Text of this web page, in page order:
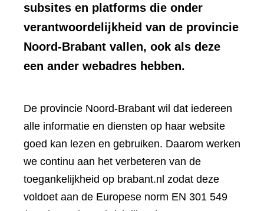
subsites en platforms die onder
verantwoordelijkheid van de provincie
Noord-Brabant vallen, ook als deze
een ander webadres hebben.
De provincie Noord-Brabant wil dat iedereen
alle informatie en diensten op haar website
goed kan lezen en gebruiken. Daarom werken
we continu aan het verbeteren van de
toegankelijkheid op brabant.nl zodat deze
voldoet aan de Europese norm EN 301 549